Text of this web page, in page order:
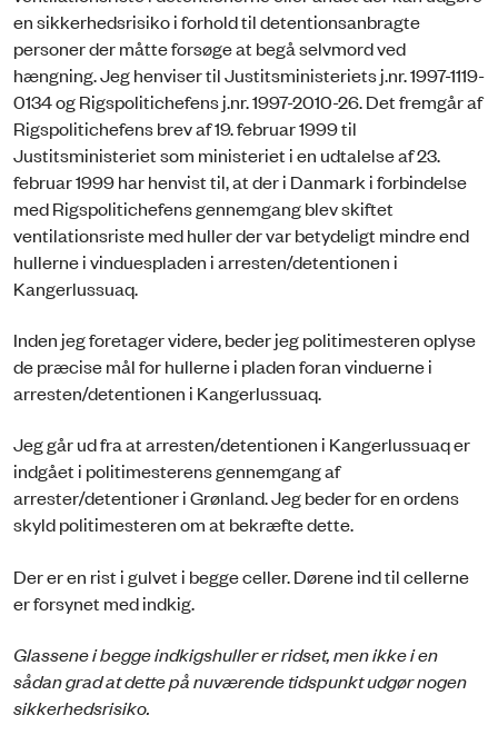
en sikkerhedsrisiko i forhold til detentionsanbragte
personer der måtte forsøge at begå selvmord ved
hængning. Jeg henviser til Justitsministeriets j.nr. 1997-1119-
0134 og Rigspolitichefens j.nr. 1997-2010-26. Det fremgår af
Rigspolitichefens brev af 19. februar 1999 til
Justitsministeriet som ministeriet i en udtalelse af 23.
februar 1999 har henvist til, at der i Danmark i forbindelse
med Rigspolitichefens gennemgang blev skiftet
ventilationsriste med huller der var betydeligt mindre end
hullerne i vinduespladen i arresten/detentionen i
Kangerlussuaq.
Inden jeg foretager videre, beder jeg politimesteren oplyse
de præcise mål for hullerne i pladen foran vinduerne i
arresten/detentionen i Kangerlussuaq.
Jeg går ud fra at arresten/detentionen i Kangerlussuaq er
indgået i politimesterens gennemgang af
arrester/detentioner i Grønland. Jeg beder for en ordens
skyld politimesteren om at bekræfte dette.
Der er en rist i gulvet i begge celler. Dørene ind til cellerne
er forsynet med indkig.
Glassene i begge indkigshuller er ridset, men ikke i en
sådan grad at dette på nuværende tidspunkt udgør nogen
sikkerhedsrisiko.